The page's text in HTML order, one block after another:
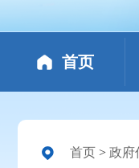
首页
首页 > 政府